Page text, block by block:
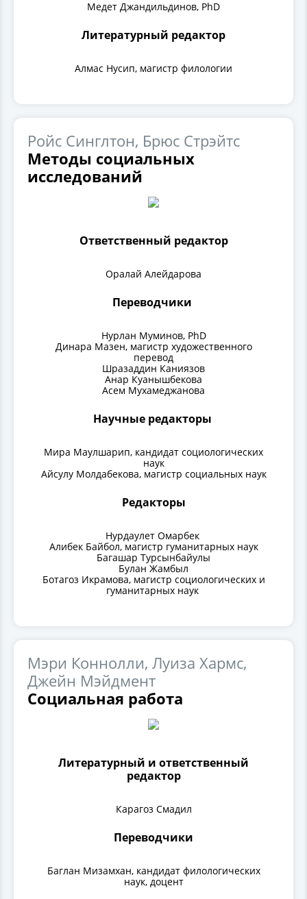
Медет Джандильдинов, PhD
Литературный редактор
Алмас Нусип, магистр филологии
Ройс Синглтон, Брюс Стрэйтс
Методы социальных
исследований
Ответственный редактор
Оралай Алейдарова
Переводчики
Нурлан Муминов, PhD
Динара Мазен, магистр художественного
перевод
Шразаддин Каниязов
Анар Куанышбекова
Асем Мухамеджанова
Научные редакторы
Мира Маулшарип, кандидат социологических
наук
Айсулу Молдабекова, магистр социальных наук
Редакторы
Нурдаулет Омарбек
Алибек Байбол, магистр гуманитарных наук
Багашар Турсынбайулы
Булан Жамбыл
Ботагоз Икрамова, магистр социологических и
гуманитарных наук
Мэри Коннолли, Луиза Хармс,
Джейн Мэйдмент
Социальная работа
Литературный и ответственный
редактор
Карагоз Смадил
Переводчики
Баглан Мизамхан, кандидат филологических
наук, доцент